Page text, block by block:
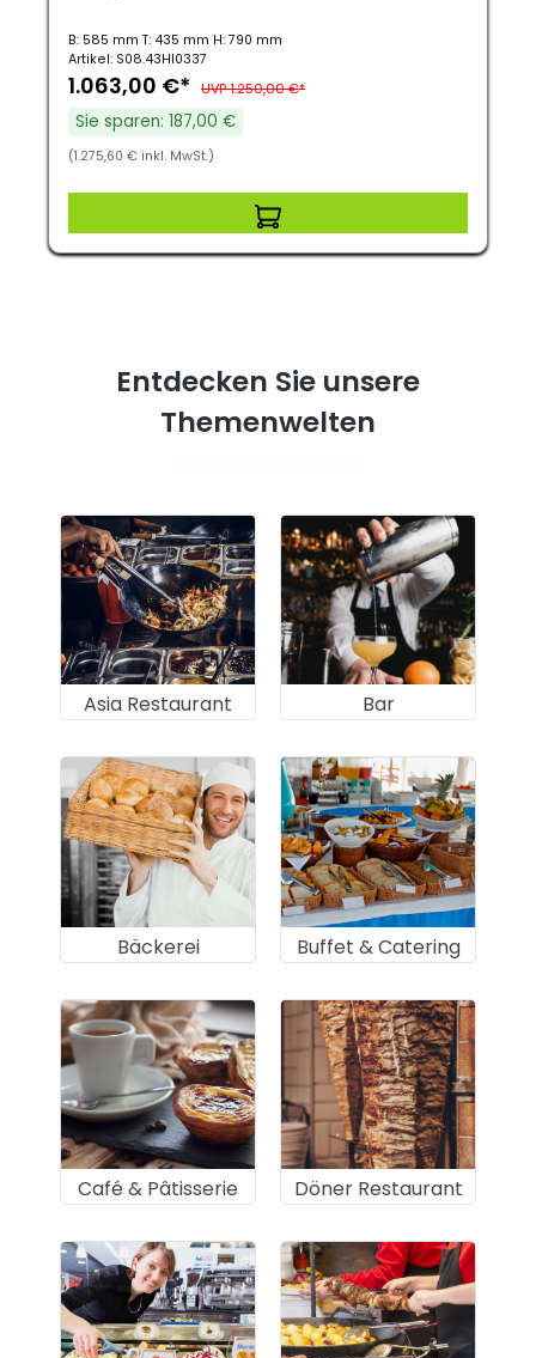
B: 585 mm T: 435 mm H: 790 mm
Artikel: S08.43HI0337
1.063,00 €* UVP 1.250,00 €*
Sie sparen: 187,00 €
(1.275,60 € inkl. MwSt.)
Entdecken Sie unsere
Themenwelten
Asia Restaurant Bar
Bäckerei Buffet & Catering
Café & Pâtisserie Döner Restaurant